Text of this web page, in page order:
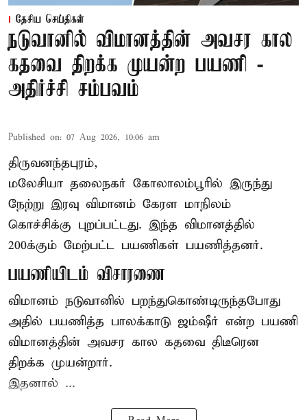
தேசிய செய்திகள்
நடுவானில் விமானத்தின் அவசர கால
கதவை திறக்க முயன்ற பயணி -
அதிர்ச்சி சம்பவம்
Published on: 07 Aug 2026, 10:06 am
திருவனந்தபுரம்,
மலேசியா தலைநகர் கோலாலம்பூரில் இருந்து
நேற்று இரவு விமானம் கேரள மாநிலம்
கொச்சிக்கு புறப்பட்டது. இந்த விமானத்தில்
200க்கும் மேற்பட்ட பயணிகள் பயணித்தனர்.
பயணியிடம் விசாரணை
விமானம் நடுவானில் பறந்துகொண்டிருந்தபோது
அதில் பயணித்த பாலக்காடு ஜம்ஷீர் என்ற பயணி
விமானத்தின் அவசர கால கதவை திடீரென
திறக்க முயன்றார்.
இதனால் ...